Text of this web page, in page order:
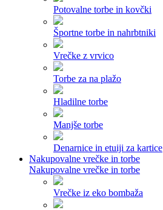
Potovalne torbe in kovčki
Športne torbe in nahrbtniki
Vrečke z vrvico
Torbe za na plažo
Hladilne torbe
Manjše torbe
Denarnice in etuiji za kartice
Nakupovalne vrečke in torbe
Nakupovalne vrečke in torbe
Vrečke iz eko bombaža